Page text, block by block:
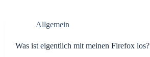
Allgemein
Was ist eigentlich mit meinen Firefox los?